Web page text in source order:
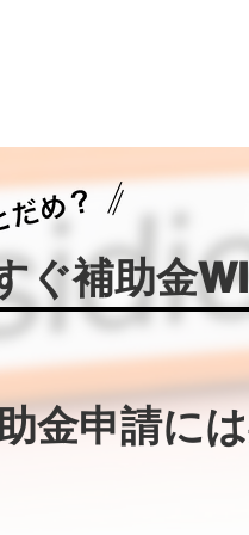
ぐ補助金
金申請に